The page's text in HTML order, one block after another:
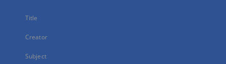
Title
Creator
Subject